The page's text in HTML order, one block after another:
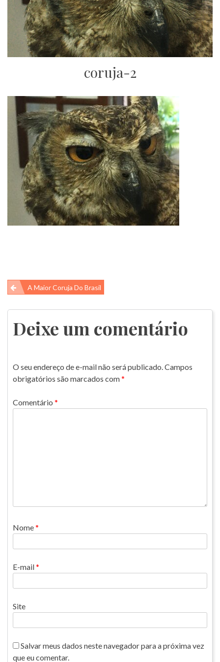
coruja-2
Navegação
de
Post
A Maior Coruja Do Brasil
Deixe um comentário
O seu endereço de e-mail não será publicado.Campos
obrigatórios são marcados com*
Comentário *
Nome*
E-mail*
Site
Salvar meus dados neste navegador para a próxima vez
que eu comentar.